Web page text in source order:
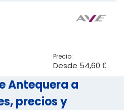
Precio:
Desde 54,60 €
Antequera a
precios y